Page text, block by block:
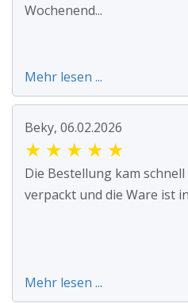
Wochenend...
Mehr lesen ...
Beky, 06.02.2026
★ ★ ★ ★ ★
Die Bestellung kam
verpackt und die Ware ist
Mehr lesen ...